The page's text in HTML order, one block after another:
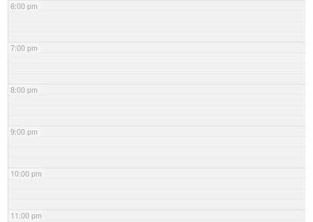
6:00 pm
7:00 pm
8:00 pm
9:00 pm
10:00 pm
11:00 pm